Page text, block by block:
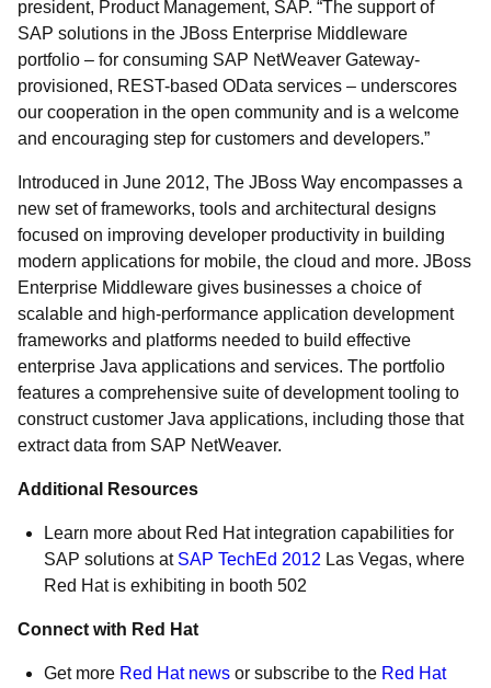
president, Product Management, SAP. “The support of
SAP solutions in the JBoss Enterprise Middleware
portfolio – for consuming SAP NetWeaver Gateway-
provisioned, REST-based OData services – underscores
our cooperation in the open community and is a welcome
and encouraging step for customers and developers.”
Introduced in June 2012, The JBoss Way encompasses a
new set of frameworks, tools and architectural designs
focused on improving developer productivity in building
modern applications for mobile, the cloud and more. JBoss
Enterprise Middleware gives businesses a choice of
scalable and high-performance application development
frameworks and platforms needed to build effective
enterprise Java applications and services. The portfolio
features a comprehensive suite of development tooling to
construct customer Java applications, including those that
extract data from SAP NetWeaver.
Additional Resources
Learn more about Red Hat integration capabilities for
SAP solutions at SAP TechEd 2012 Las Vegas, where
Red Hat is exhibiting in booth 502
Connect with Red Hat
Get more Red Hat news or subscribe to the Red Hat